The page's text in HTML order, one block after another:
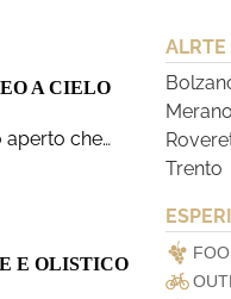
A CIELO
che…
E OLISTICO
Merano
Trento